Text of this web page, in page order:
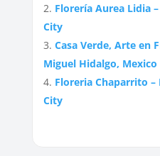
Florería Aurea Lidia
City
Casa Verde, Arte en
Miguel Hidalgo, Mexico
Floreria Chaparrito
City